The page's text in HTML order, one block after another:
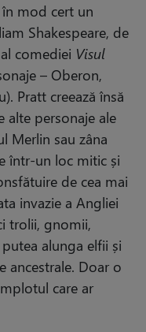
mod cert un
Shakespeare, de
comediei Visul
– Oberon,
Pratt creează însă
alte personaje ale
Merlin sau zâna
într-un loc mitic și
de cea mai
invazie a Angliei
trolii, gnomii,
alunga elfii și
ancestrale. Doar o
care ar